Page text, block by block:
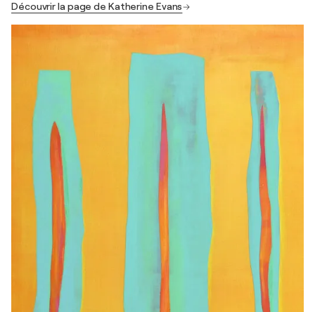
Découvrir la page de Katherine Evans